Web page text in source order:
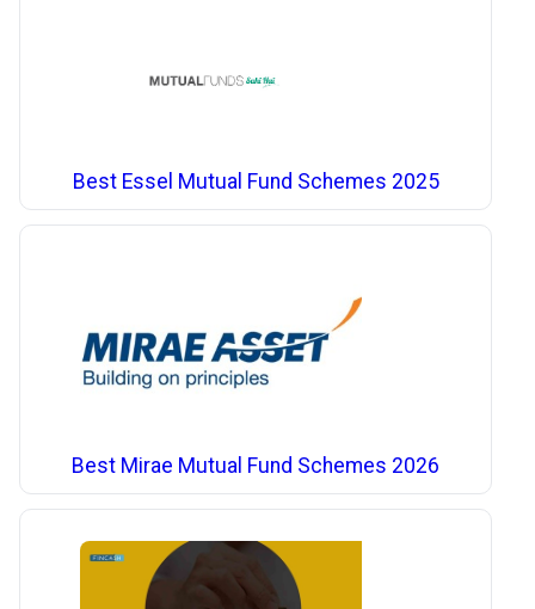
Best Essel Mutual Fund Schemes 2025
Best Mirae Mutual Fund Schemes 2026